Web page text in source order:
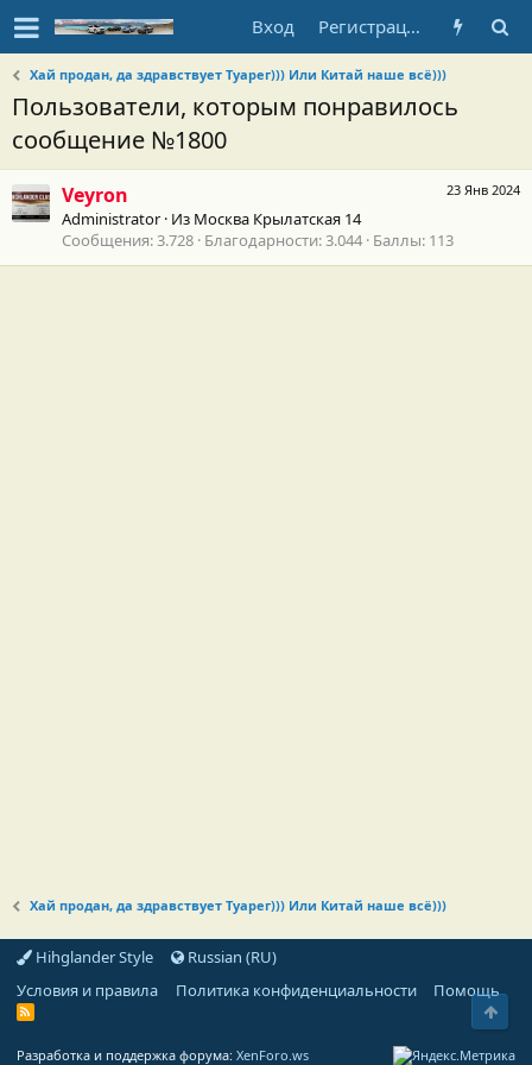
Вход Регистрация
Хай продан, да здравствует Туарег))) Или Китай наше всё)))
Пользователи, которым понравилось
сообщение №1800
23 Янв 2024
Veyron
Administrator · Из Москва Крылатская 14
Сообщения 3.728 Благодарности 3.044 Баллы 113
Хай продан, да здравствует Туарег))) Или Китай наше всё)))
Hihglander Style
Russian (RU)
Условия и правила
Политика конфиденциальности Помощь
R
Разработка и поддержка форума: XenForo.ws